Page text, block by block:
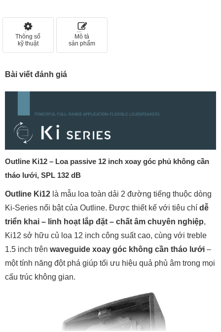
Thông số
kỹ thuật
Mô tả
sản phẩm
Bài viết đánh giá
Outline Ki12 – Loa passive 12 inch xoay góc phủ không cần
tháo lưới, SPL 132 dB
Outline Ki12 là mẫu loa toàn dải 2 đường tiếng thuộc dòng
Ki-Series nổi bật của Outline. Được thiết kế với tiêu chí dễ
triển khai – linh hoạt lắp đặt – chất âm chuyên nghiệp,
Ki12 sở hữu củ loa 12 inch công suất cao, cùng với treble
1.5 inch trên waveguide xoay góc không cần tháo lưới –
một tính năng đột phá giúp tối ưu hiệu quả phủ âm trong mọi
cấu trúc không gian.